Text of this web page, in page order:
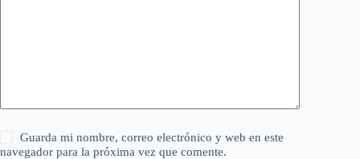
Guarda mi nombre, correo electrónico y web en este
navegador para la próxima vez que comente.